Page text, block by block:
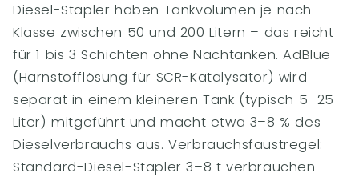
Diesel-Stapler haben Tankvolumen je nach
Klasse zwischen 50 und 200 Litern – das reicht
für 1 bis 3 Schichten ohne Nachtanken. AdBlue
(Harnstofflösung für SCR-Katalysator) wird
separat in einem kleineren Tank (typisch 5–25
Liter) mitgeführt und macht etwa 3–8 % des
Dieselverbrauchs aus. Verbrauchsfaustregel:
Standard-Diesel-Stapler 3–8 t verbrauchen